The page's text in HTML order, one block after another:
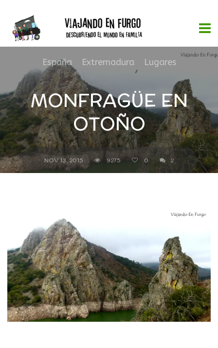
España, Extremadura, Lugares
MONFRAGÜE EN
OTOÑO
NOV 13, 2015 9275 0 2